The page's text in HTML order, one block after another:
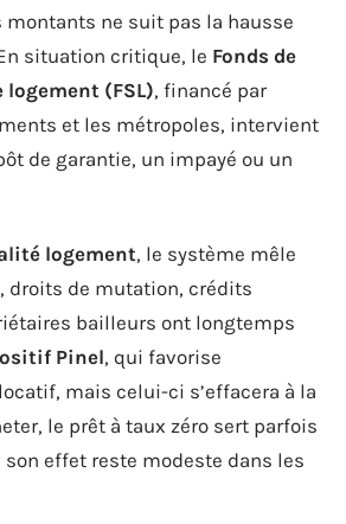
ne suit pas la hausse
situation critique, le Fonds de
(FSL), financé par
et les métropoles, intervient
de garantie, un impayé ou un
logement, le système mêle
droits de mutation, crédits
bailleurs ont longtemps
Pinel, qui favorise
mais celui-ci s’effacera à la
le prêt à taux zéro sert parfois
effet reste modeste dans les